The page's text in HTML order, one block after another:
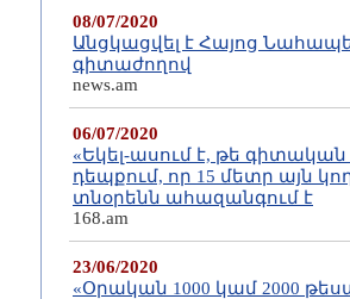
08/07/2020
Անցկացվել է Հայոց
գիտաժողով
news.am
06/07/2020
«Եկել-ասում է, թե գիտական
դեպքում, որ 15 մետր այն
տնօրենն ահազանգում է
168.am
23/06/2020
«Օրական 1000 կամ 2000